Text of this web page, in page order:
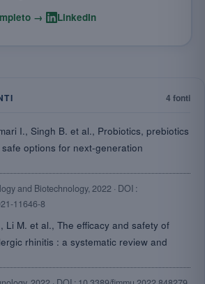
→ LinkedIn
4 fonti
I., Singh B. et al., Probiotics, prebiotics
options for next-generation
and Biotechnology, 2022 · DOI :
11646-8
Li M. et al., The efficacy and safety of
rhinitis : a systematic review and